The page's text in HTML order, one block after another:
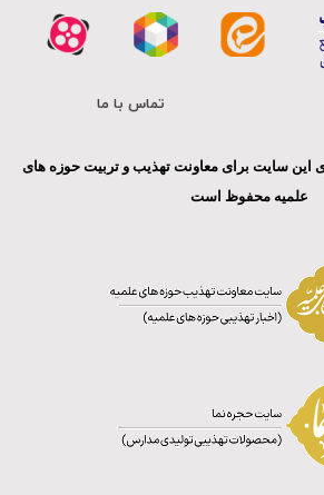
تماس با ما
سایت برای معاونت تهذیب و تربیت حوزه های
علمیه محفوظ است